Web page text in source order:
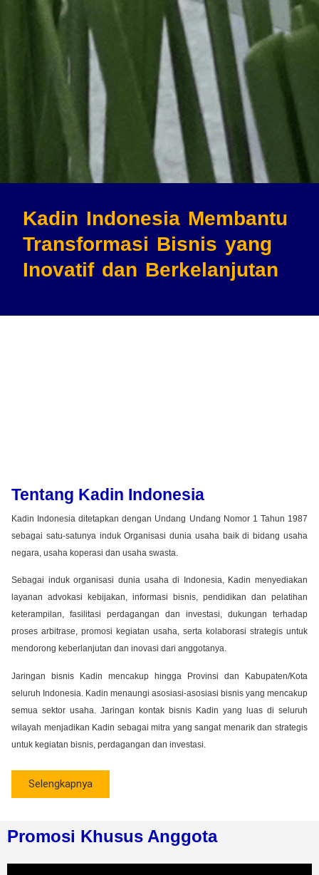
Kadin Indonesia Membantu
Transformasi Bisnis yang
Inovatif dan Berkelanjutan
Tentang Kadin Indonesia
Kadin Indonesia ditetapkan dengan Undang Undang Nomor 1 Tahun 1987
sebagai satu-satunya induk Organisasi dunia usaha baik di bidang usaha
negara, usaha koperasi dan usaha swasta.
Sebagai induk organisasi dunia usaha di Indonesia, Kadin menyediakan
layanan advokasi kebijakan, informasi bisnis, pendidikan dan pelatihan
keterampilan, fasilitasi perdagangan dan investasi, dukungan terhadap
proses arbitrase, promosi kegiatan usaha, serta kolaborasi strategis untuk
mendorong keberlanjutan dan inovasi dari anggotanya.
Jaringan bisnis Kadin mencakup hingga Provinsi dan Kabupaten/Kota
seluruh Indonesia. Kadin menaungi asosiasi-asosiasi bisnis yang mencakup
semua sektor usaha. Jaringan kontak bisnis Kadin yang luas di seluruh
wilayah menjadikan Kadin sebagai mitra yang sangat menarik dan strategis
untuk kegiatan bisnis, perdagangan dan investasi.
Selengkapnya
Promosi Khusus Anggota